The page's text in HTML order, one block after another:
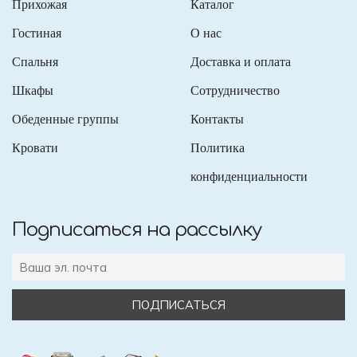
Прихожая
Гостиная
Спальня
Шкафы
Обеденные группы
Кровати
Каталог
О нас
Доставка и оплата
Сотрудничество
Контакты
Политика
конфиденциальности
Подписаться на рассылку